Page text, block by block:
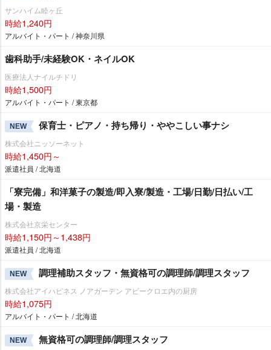
サンハイム睦ヶ丘
時給1,240円
アルバイト・パート / 神奈川県
歯科助手/未経験OK・ネイルOK
医療法人ナイルチドリ
時給1,500円
アルバイト・パート / 東京都
NEW 保育士・ピアノ・持ち帰り・ややこしい事ナシ
株式会社ニッソーネット
時給1,450円～
派遣社員 / 北海道
「寮完備」和洋菓子の製造/即入寮/製造・工場/日勤/日払い/工
場・製造
株式会社京栄センター
時給1,150円～1,438円
派遣社員 / 北海道
NEW 調理補助スタッフ・無資格可の調理師/調理スタッフ
株式会社アイハピネス ノアガーデン アビークロエ内の厨房
時給1,075円
アルバイト・パート / 北海道
NEW 無資格可の調理師/調理スタッフ